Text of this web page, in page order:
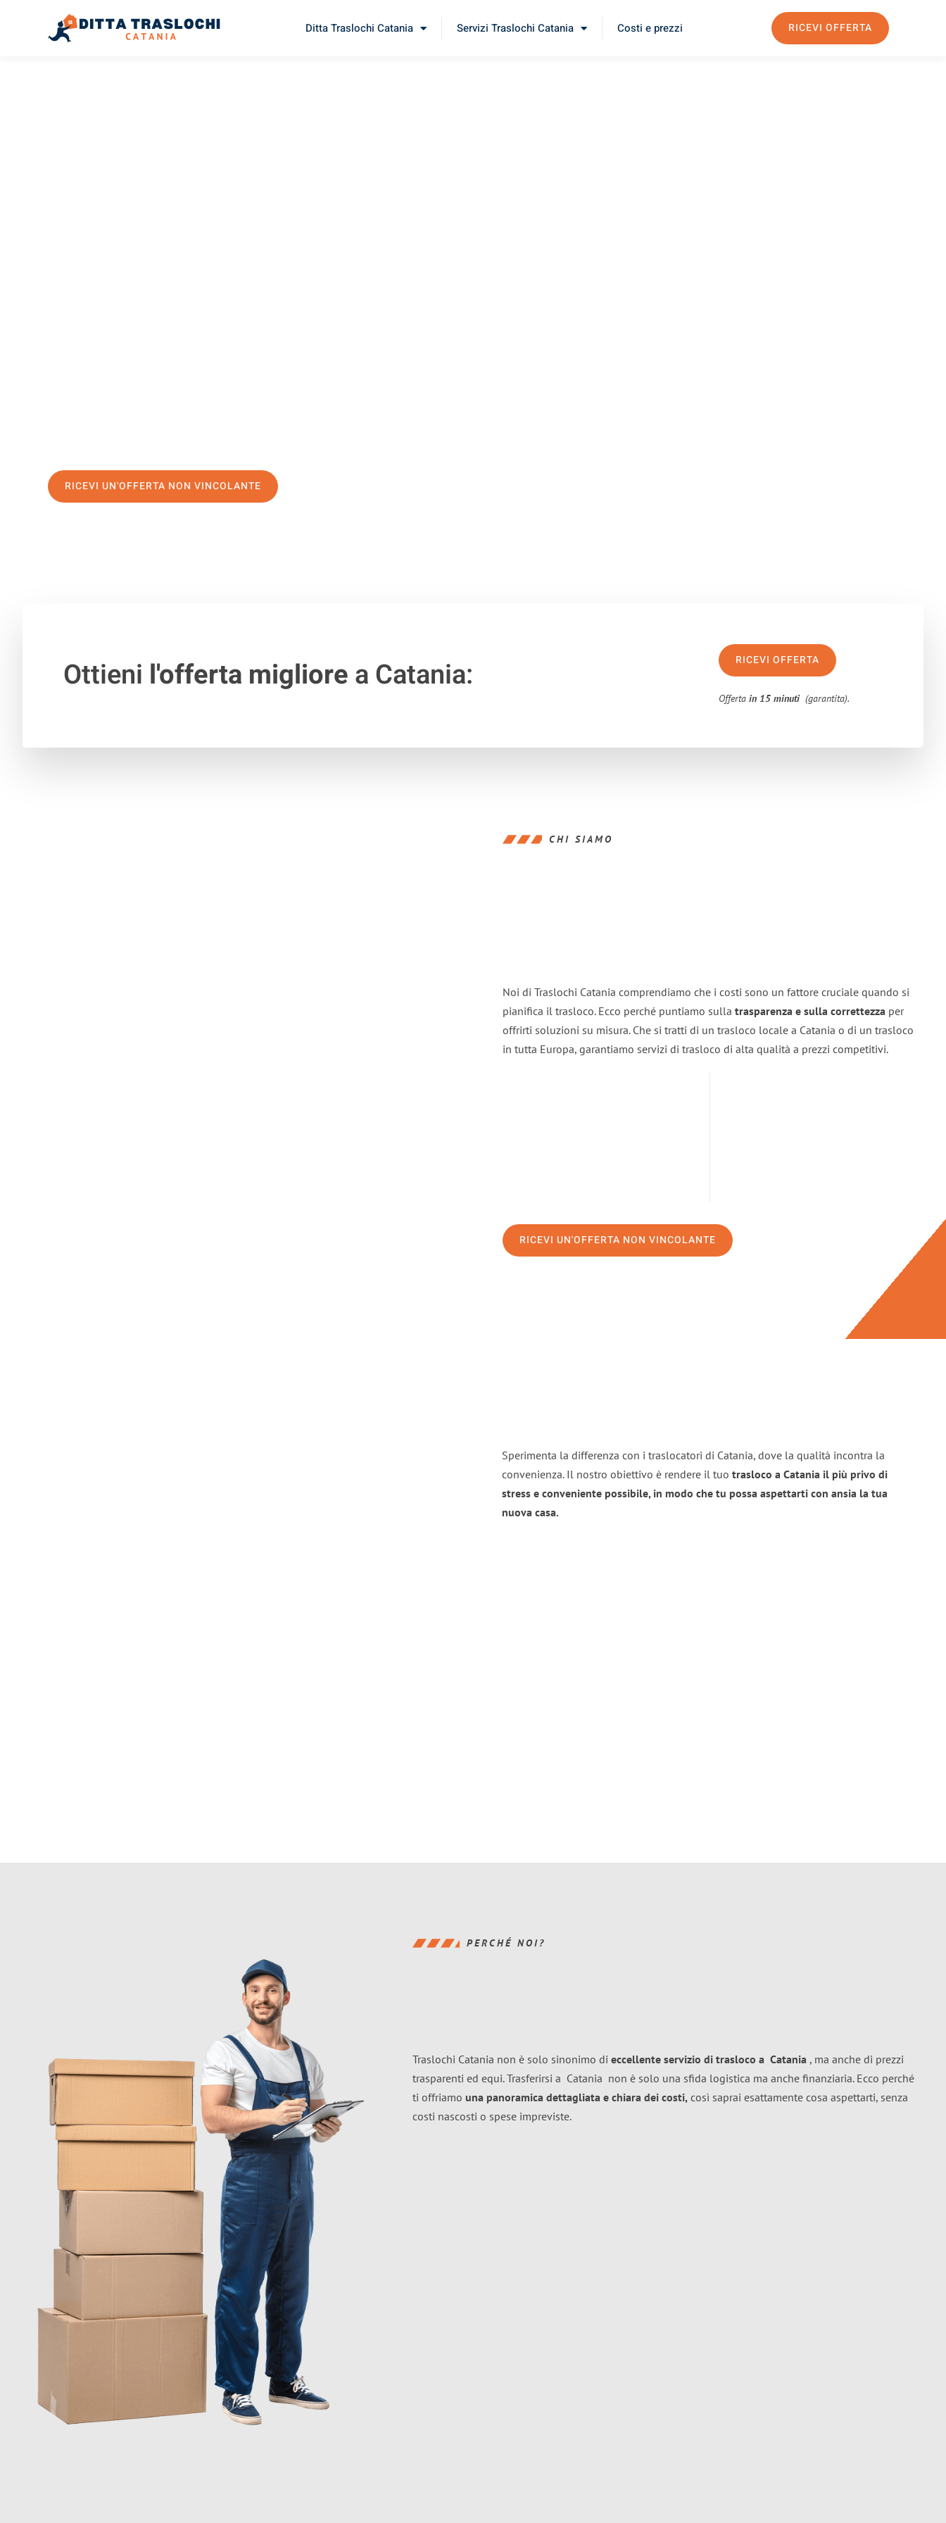
Ditta Traslochi Catania Servizi Traslochi Catania Costi e prezzi RICEVI OFFERTA
RICEVI UN'OFFERTA NON VINCOLANTE
Ottieni l'offerta migliorea Catania: RICEVI OFFERTA
Offertain 15 minuti (garantita).
CHI SIAMO
Noi di Traslochi Catania comprendiamo che i costi sono un fattore cruciale quando si
pianifica il trasloco. Ecco perché puntiamo sulla trasparenza e sulla correttezza per
offrirti soluzioni su misura. Che si tratti di un trasloco locale a Catania o di un trasloco
in tutta Europa, garantiamo servizi di trasloco di alta qualità a prezzi competitivi.
RICEVI UN'OFFERTA NON VINCOLANTE
Sperimenta la differenza con i traslocatori di Catania, dove la qualità incontra la
convenienza. Il nostro obiettivo è rendere il tuo trasloco a Catania il più privo di
stress e conveniente possibile, in modo che tu possa aspettarti con ansia la tua
nuova casa.
PERCHÉ NOI?
Traslochi Catania non è solo sinonimo di eccellente servizio di trasloco a Catania , ma anche di prezzi
trasparenti ed equi. Trasferirsi a Catania non è solo una sfida logistica ma anche finanziaria. Ecco perché
ti offriamo una panoramica dettagliata e chiara dei costi, così saprai esattamente cosa aspettarti, senza
costi nascosti o spese impreviste.